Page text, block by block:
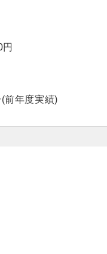
年度実績)